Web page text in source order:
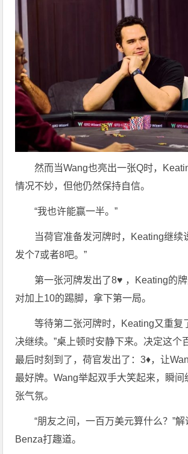
然而当Wang也亮出一张Q时，
情况不妙，但他仍然保持自信。
“我也许能赢一半。”
当荷官准备发河牌时，Keating继续
发个7或者8吧。”
第一张河牌发出了8♥ ，Keating的
对加上10的踢脚，拿下第一局。
等待第二张河牌时，Keating又重复
决继续。”桌上顿时安静下来。决定这个
最后时刻到了，荷官发出了：3♦，让
最好牌。Wang举起双手大笑起来，瞬间
张气氛。
“朋友之间，一百万美元算什么？”
Benza打趣道。